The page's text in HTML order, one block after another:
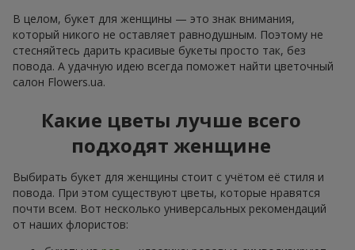
В целом, букет для женщины — это знак внимания,
который никого не оставляет равнодушным. Поэтому не
стесняйтесь дарить красивые букеты просто так, без
повода. А удачную идею всегда поможет найти цветочный
салон Flowers.ua.
Какие цветы лучше всего
подходят женщине
Выбирать букет для женщины стоит с учётом её стиля и
повода. При этом существуют цветы, которые нравятся
почти всем. Вот несколько универсальных рекомендаций
от наших флористов: